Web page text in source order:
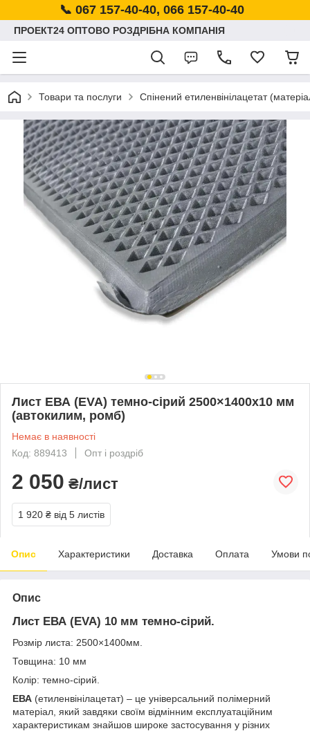
📞 067 157-40-40, 066 157-40-40
ПРОЕКТ24 ОПТОВО РОЗДРІБНА КОМПАНІЯ
Товари та послуги Спінений етиленвінілацетат
Лист ЕВА (EVA) темно-сірий 2500×1400х10 мм
(автокилим, ромб)
Немає в наявності
Код: 889413
Опт і роздріб
2 050 ₴/лист
1 920 ₴ від 5 листів
Опис Характеристики Доставка Оплата Умови
Опис
Лист ЕВА (EVA) 10 мм темно-сірий.
Розмір листа: 2500×1400мм.
Товщина: 10 мм
Колір: темно-сірий.
ЕВА (етиленвінілацетат) – це універсальний полімерний
матеріал, який завдяки своїм відмінним експлуатаційним
характеристикам знайшов широке застосування у різних